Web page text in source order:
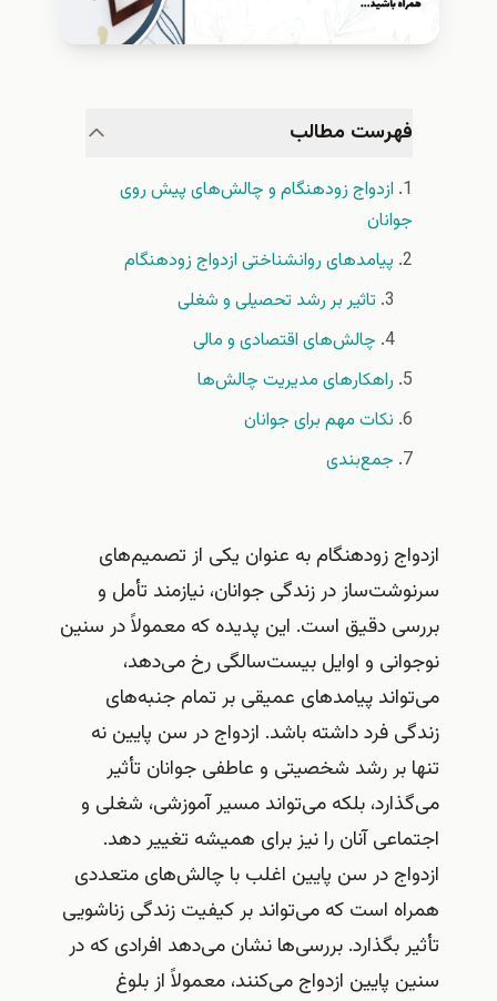
فهرست مطالب
ازدواج زودهنگام و چالش‌های پیش روی
جوانان
پیامدهای روانشناختی ازدواج زودهنگام
تاثیر بر رشد تحصیلی و شغلی
چالش‌های اقتصادی و مالی
راهکارهای مدیریت چالش‌ها
نکات مهم برای جوانان
جمع‌بندی
ازدواج زودهنگام به عنوان یکی از تصمیم‌های
سرنوشت‌ساز در زندگی جوانان، نیازمند تأمل و
بررسی دقیق است. این پدیده که معمولاً در سنین
نوجوانی و اوایل بیست‌سالگی رخ می‌دهد،
می‌تواند پیامدهای عمیقی بر تمام جنبه‌های
زندگی فرد داشته باشد. ازدواج در سن پایین نه
تنها بر رشد شخصیتی و عاطفی جوانان تأثیر
می‌گذارد، بلکه می‌تواند مسیر آموزشی، شغلی و
اجتماعی آنان را نیز برای همیشه تغییر دهد.
ازدواج در سن پایین اغلب با چالش‌های متعددی
همراه است که می‌تواند بر کیفیت زندگی زناشویی
تأثیر بگذارد. بررسی‌ها نشان می‌دهد افرادی که در
سنین پایین ازدواج می‌کنند، معمولاً از بلوغ